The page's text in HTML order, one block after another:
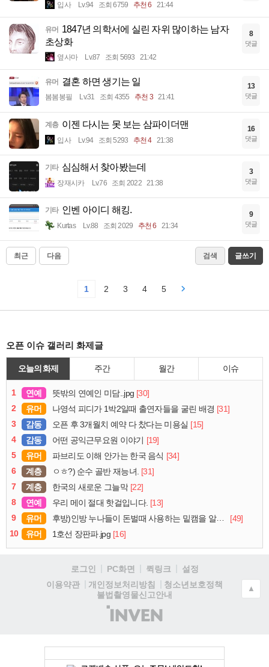
입사 Lv.94 조회 6759 추천 6 21:44
유머 1847년 의학서에 실린 자위 많이하는 남자
초상화
옆사마 Lv.87 조회 5693 21:42
8
댓글
유머 결혼 하면 생기는 일
봄봄봉필 Lv.31 조회 4355 추천 3 21:41
13
댓글
계층 이젠 다시는 못 보는 삼파이더맨
입사 Lv.94 조회 5293 추천 4 21:38
16
댓글
기타 심심해서 찾아봤는데
장재시카 Lv.76 조회 2022 21:38
3
댓글
기타 인벤 아이디 해킹.
Kurtas Lv.88 조회 2029 추천 6 21:34
9
댓글
최근 다음 검색 글쓰기
1 2 3 4 5
오픈 이슈 갤러리 화제글
오늘의 화제 주간 월간 이슈
1 연예 뜻밖의 연예인 미담..jpg [30]
2
유머 나영석 피디가 1박2일때 출연자들을 굴린 배경 [31]
3
감동 오픈 후 3개월치 예약 다 찼다는 미용실 [15]
4
감동 어떤 공익근무요원 이야기 [19]
5
유머 파브리도 이해 안가는 한국 음식 [34]
6
계층 ㅇㅎ?) 순수 골반 재능녀. [31]
7
계층 한국의 새로운 그늘막 [22]
8
연예 우리 메이 절대 핫걸입니다. [13]
9
유머 후방)인방 누나들이 돈벌때 사용하는 밑캠을 알아보자
[49]
10
유머 1호선 장판파.jpg [16]
로그인 PC화면 퀵링크
설정
이용약관
개인정보처리방침
청소년보호정책
불법촬영물신고안내
(주)
인
▲